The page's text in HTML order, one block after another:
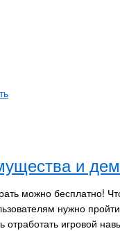
и
можно бесплатно!
нужно
отработать игровой